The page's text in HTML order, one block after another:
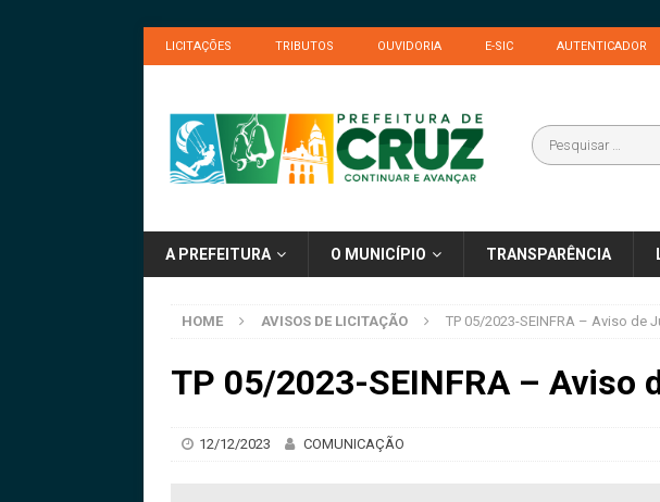
LICITAÇÕES TRIBUTOS OUVIDORIA E-SIC AUTENTICADOR
A PREFEITURA O MUNICÍPIO TRANSPARÊNCIA
HOME AVISOS DE LICITAÇÃO TP 05/2023-SEINFRA – Aviso de
TP 05/2023-SEINFRA – Aviso
12/12/2023 COMUNICAÇÃO